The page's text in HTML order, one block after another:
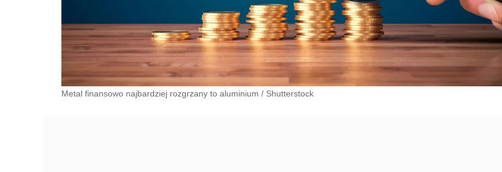
Metal finansowo najbardziej rozgrzany to aluminium / Shutterstock